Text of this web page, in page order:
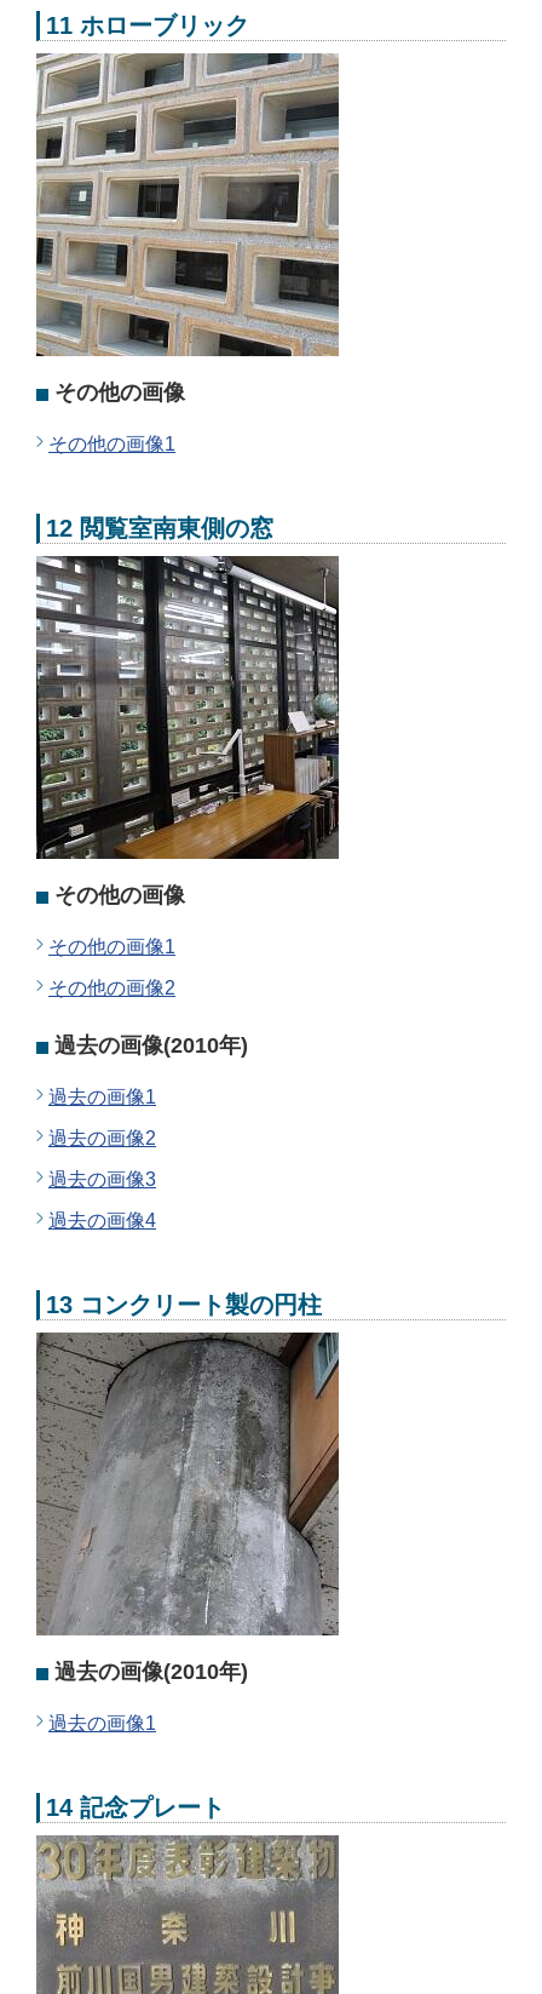
11 ホローブリック
その他の画像
その他の画像1
12 閲覧室南東側の窓
その他の画像
その他の画像1
その他の画像2
過去の画像(2010年)
過去の画像1
過去の画像2
過去の画像3
過去の画像4
13 コンクリート製の円柱
過去の画像(2010年)
過去の画像1
14 記念プレート